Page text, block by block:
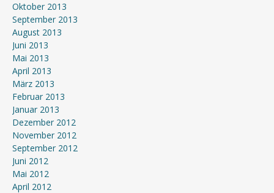
Oktober 2013
September 2013
August 2013
Juni 2013
Mai 2013
April 2013
März 2013
Februar 2013
Januar 2013
Dezember 2012
November 2012
September 2012
Juni 2012
Mai 2012
April 2012